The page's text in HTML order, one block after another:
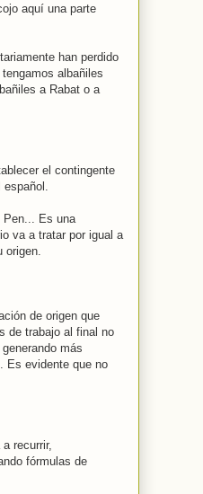
aquí una parte
han perdido
albañiles
a Rabat o a
el contingente
Pen... Es una
va a tratar por igual a
de origen que
de trabajo al final no
más
Es evidente que no
recurrir,
fórmulas de